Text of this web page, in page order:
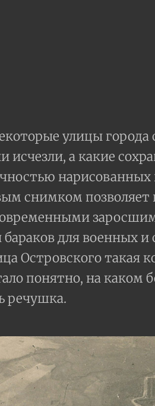
улицы города
а какие
нарисованных в
снимком позволяет
для военных и
Островского такая
понятно, на каком
речушка.